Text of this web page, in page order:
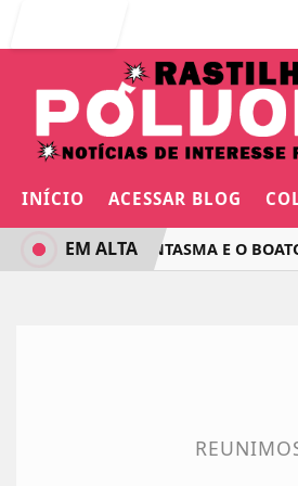
INÍCIO ACESSAR BLOG
O VOO FANTASMA E O BOATO
EM ALTA